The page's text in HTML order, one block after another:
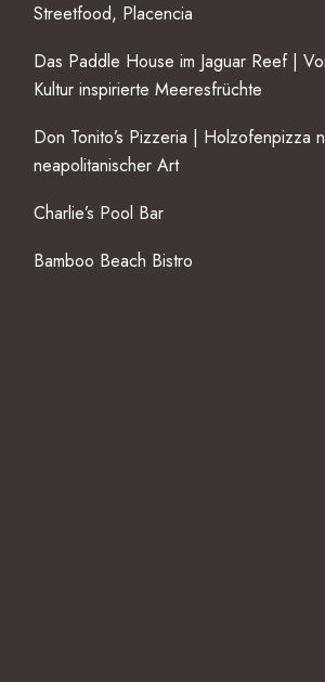
Streetfood, Placencia
Das Paddle House im Jaguar Reef |
Kultur inspirierte Meeresfrüchte
Don Tonito’s Pizzeria | Holzofenpizza
neapolitanischer Art
Charlie’s Pool Bar
Bamboo Beach Bistro